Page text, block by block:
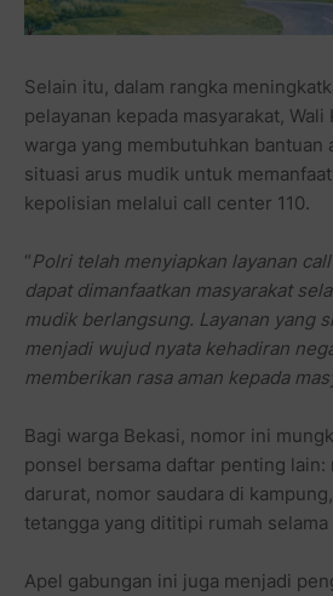
Selain itu, dalam rangka
pelayanan kepada masyarakat,
warga yang membutuhkan
situasi arus mudik untuk
kepolisian melalui call center 110.
“Polri telah menyiapkan layanan
dapat dimanfaatkan masyarakat
mudik berlangsung. Layanan yang
menjadi wujud nyata kehadiran
memberikan rasa aman kepada
Bagi warga Bekasi, nomor ini
ponsel bersama daftar penting lain:
darurat, nomor saudara di
tetangga yang dititipi rumah selama
Apel gabungan ini juga menjadi